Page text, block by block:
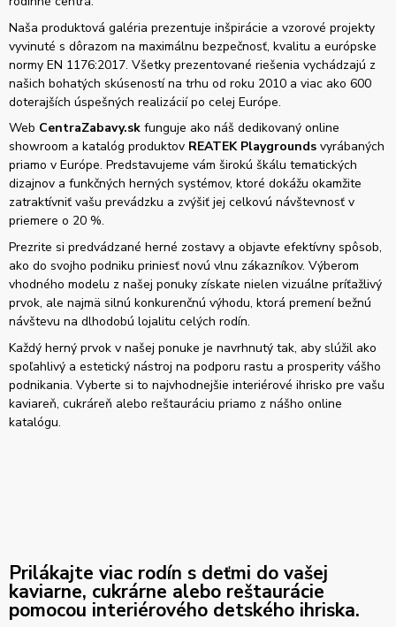
Naša produktová galéria prezentuje inšpirácie a vzorové projekty
vyvinuté s dôrazom na maximálnu bezpečnosť, kvalitu a európske
normy EN 1176:2017. Všetky prezentované riešenia vychádzajú z
našich bohatých skúseností na trhu od roku 2010 a viac ako 600
doterajších úspešných realizácií po celej Európe.
Web CentraZabavy.sk funguje ako náš dedikovaný online
showroom a katalóg produktov REATEK Playgrounds vyrábaných
priamo v Európe. Predstavujeme vám širokú škálu tematických
dizajnov a funkčných herných systémov, ktoré dokážu okamžite
zatraktívniť vašu prevádzku a zvýšiť jej celkovú návštevnosť v
priemere o 20 %.
Prezrite si predvádzané herné zostavy a objavte efektívny spôsob,
ako do svojho podniku priniesť novú vlnu zákazníkov. Výberom
vhodného modelu z našej ponuky získate nielen vizuálne príťažlivý
prvok, ale najmä silnú konkurenčnú výhodu, ktorá premení bežnú
návštevu na dlhodobú lojalitu celých rodín.
Každý herný prvok v našej ponuke je navrhnutý tak, aby slúžil ako
spoľahlivý a estetický nástroj na podporu rastu a prosperity vášho
podnikania. Vyberte si to najvhodnejšie interiérové ihrisko pre vašu
kaviareň, cukráreň alebo reštauráciu priamo z nášho online
katalógu.
Prilákajte viac rodín s deťmi do vašej
kaviarne, cukrárne alebo reštaurácie
pomocou interiérového detského ihriska.